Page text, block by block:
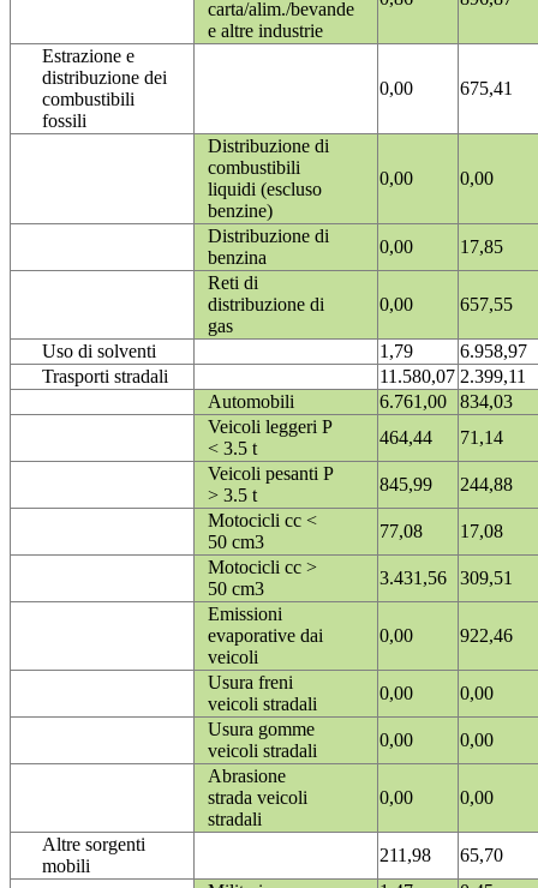
carta/alim./bevande
e altre industrie
Estrazione e
distribuzione dei
combustibili
fossili
0,00 675,41
Distribuzione di
combustibili
liquidi (escluso
benzine)
0,00 0,00
Distribuzione di
benzina
0,00
17,85
Reti di
distribuzione di
gas
0,00 657,55
Uso di solventi 1,79
6.958,97
Trasporti stradali
11.580,07 2.399,11
Automobili
6.761,00
834,03
Veicoli leggeri P
< 3.5 t
464,44
71,14
Veicoli pesanti P
> 3.5 t
845,99
244,88
Motocicli cc <
50 cm3
77,08
17,08
Motocicli cc >
50 cm3
3.431,56
309,51
Emissioni
evaporative dai
veicoli
0,00 922,46
Usura freni
veicoli stradali
0,00
0,00
Usura gomme
veicoli stradali
0,00
0,00
Abrasione
strada veicoli
stradali
0,00 0,00
Altre sorgenti
mobili
211,98
65,70